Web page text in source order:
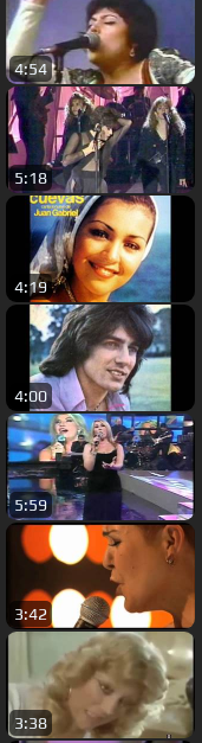
4:54
5:18
4:19
4:00
5:59
3:42
3:38